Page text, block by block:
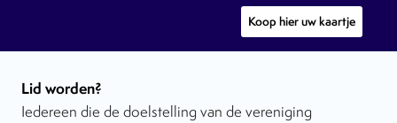
Koop hier uw kaartje
Lid worden?
Iedereen die de doelstelling van de vereniging